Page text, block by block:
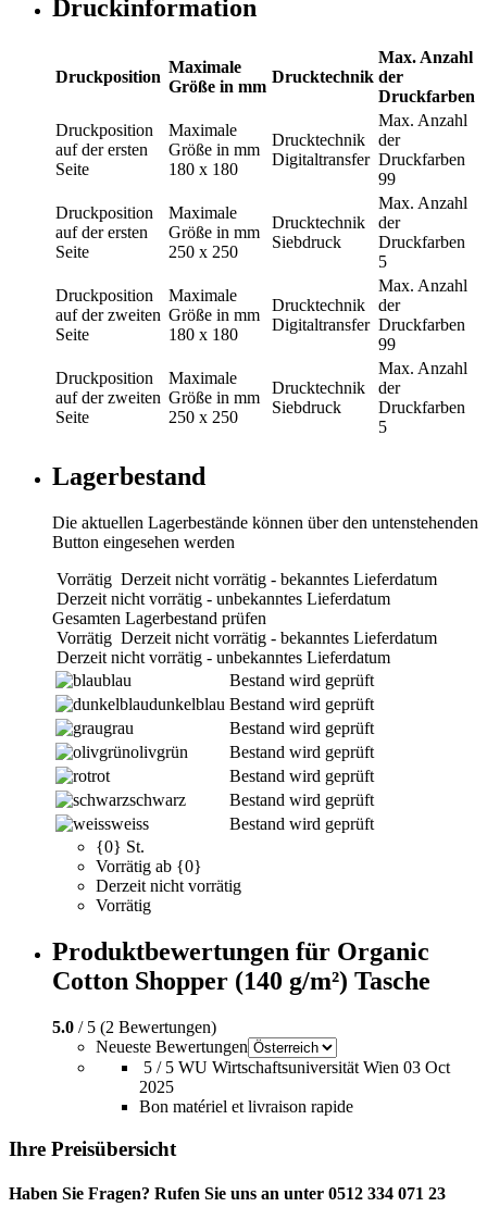
Druckinformation
Druckposition
Maximale
Größe in mm
Drucktechnik
Max. Anzahl
der
Druckfarben
Druckposition
auf der ersten
Seite
Maximale
Größe in mm
180 x 180
Drucktechnik
Digitaltransfer
Max. Anzahl
der
Druckfarben
99
Druckposition
auf der ersten
Seite
Maximale
Größe in mm
250 x 250
Drucktechnik
Siebdruck
Max. Anzahl
der
Druckfarben
5
Druckposition
auf der zweiten
Seite
Maximale
Größe in mm
180 x 180
Drucktechnik
Digitaltransfer
Max. Anzahl
der
Druckfarben
99
Druckposition
auf der zweiten
Seite
Maximale
Größe in mm
250 x 250
Drucktechnik
Siebdruck
Max. Anzahl
der
Druckfarben
5
Lagerbestand
Die aktuellen Lagerbestände können über den untenstehenden
Button eingesehen werden
Vorrätig Derzeit nicht vorrätig - bekanntes Lieferdatum
Derzeit nicht vorrätig - unbekanntes Lieferdatum
Gesamten Lagerbestand prüfen
Vorrätig Derzeit nicht vorrätig - bekanntes Lieferdatum
Derzeit nicht vorrätig - unbekanntes Lieferdatum
blau
Bestand wird geprüft
dunkelblau Bestand wird geprüft
grau
Bestand wird geprüft
olivgrün
Bestand wird geprüft
rot
Bestand wird geprüft
schwarz
Bestand wird geprüft
weiss
Bestand wird geprüft
{0} St.
Vorrätig ab {0}
Derzeit nicht vorrätig
Vorrätig
Produktbewertungen für Organic
Cotton Shopper (140 g/m²) Tasche
5.0 / 5 (2 Bewertungen)
Neueste Bewertungen
5 / 5 WU Wirtschaftsuniversität Wien 03 Oct
2025
Bon matériel et livraison rapide
Ihre Preisübersicht
Haben Sie Fragen? Rufen Sie uns an unter 0512 334 071 23